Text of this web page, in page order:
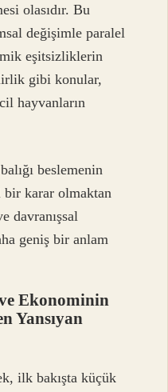
olasıdır. Bu
değişimle paralel
eşitsizliklerin
gibi konular,
hayvanların
beslemenin
bir karar olmaktan
davranışsal
geniş bir anlam
Ekonominin
Yansıyan
ilk bakışta küçük